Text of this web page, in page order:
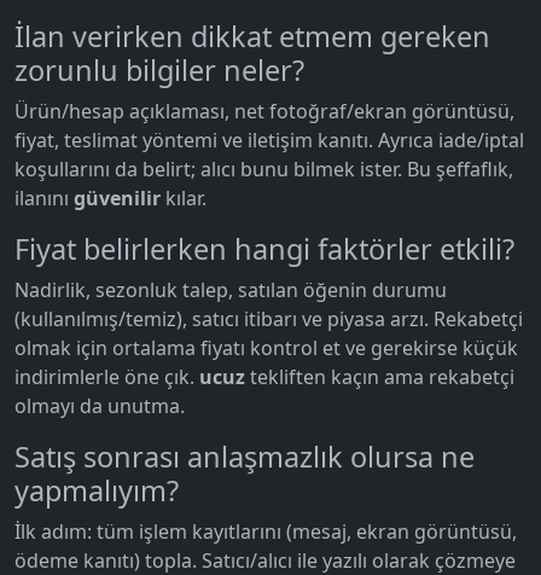
İlan verirken dikkat etmem gereken
zorunlu bilgiler neler?
Ürün/hesap açıklaması, net fotoğraf/ekran görüntüsü,
fiyat, teslimat yöntemi ve iletişim kanıtı. Ayrıca iade/iptal
koşullarını da belirt; alıcı bunu bilmek ister. Bu şeffaflık,
ilanını güvenilir kılar.
Fiyat belirlerken hangi faktörler etkili?
Nadirlik, sezonluk talep, satılan öğenin durumu
(kullanılmış/temiz), satıcı itibarı ve piyasa arzı. Rekabetçi
olmak için ortalama fiyatı kontrol et ve gerekirse küçük
indirimlerle öne çık. ucuztekliften kaçın ama rekabetçi
olmayı da unutma.
Satış sonrası anlaşmazlık olursa ne
yapmalıyım?
İlk adım: tüm işlem kayıtlarını (mesaj, ekran görüntüsü,
ödeme kanıtı) topla. Satıcı/alıcı ile yazılı olarak çözmeye